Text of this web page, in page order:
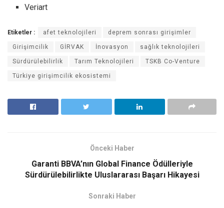
Veriart
Etiketler : afet teknolojileri deprem sonrası girişimler
Girişimcilik GİRVAK İnovasyon sağlık teknolojileri
Sürdürülebilirlik Tarım Teknolojileri TSKB Co-Venture
Türkiye girişimcilik ekosistemi
Önceki Haber
Garanti BBVA’nın Global Finance Ödülleriyle
Sürdürülebilirlikte Uluslararası Başarı Hikayesi
Sonraki Haber